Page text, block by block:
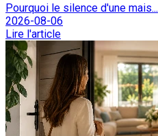
Pourquoi le silence d'une mais...
2026-08-06
Lire l'article